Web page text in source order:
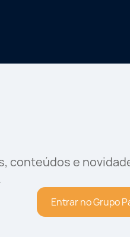
conteúdos e
Entrar no Grupo